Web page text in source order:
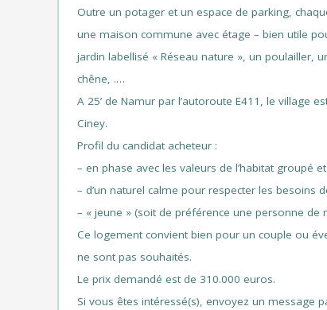
Outre un potager et un espace de parking,
une maison commune avec étage – bien utile
jardin labellisé « Réseau nature », un poulailler,
chêne, .…
A 25’ de Namur par l’autoroute E411, le village
Ciney.
Profil du candidat acheteur :
– en phase avec les valeurs de l’habitat groupé
– d’un naturel calme pour respecter les besoins
– « jeune » (soit de préférence une personne de
Ce logement convient bien pour un couple ou
ne sont pas souhaités.
Le prix demandé est de 310.000 euros.
Si vous êtes intéressé(s), envoyez un message